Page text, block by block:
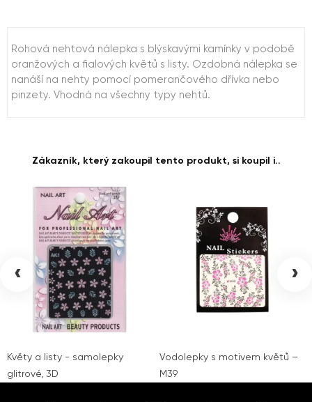
Rohová nehtová nálepka s blýskavými kamínky v podobě
oranžových a fialových květů s listy. Ozdobná nálepka se
nanáší na nehty pomocí pomerančového dřívka nebo
pinzety. Vhodná na všechny typy nehtů.
Zákazník, který zakoupil tento produkt, si koupil i..
Květy a listy - samolepky
glitrové, 3D
Vodolepky s motivem květů –
M39
‹ ›